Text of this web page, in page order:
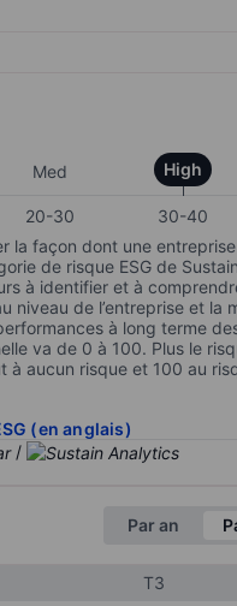
Med High
20-30 30-40
la façon dont une
de risque ESG de
à identifier et à
niveau de l’entreprise et la
à long terme
va de 0 à 100. Plus le
à aucun risque et 100 au
(en anglais)
/
Par an
T3